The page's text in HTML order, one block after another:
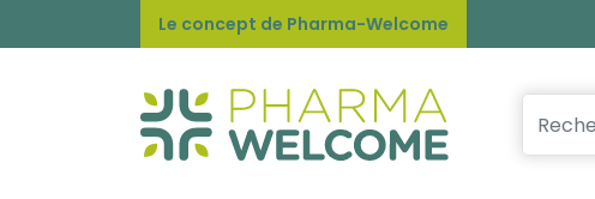
Le concept de Pharma-Welcome